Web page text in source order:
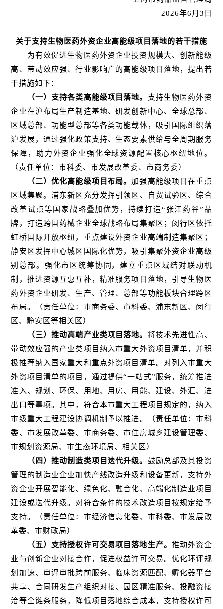
2026年6月3日
关于支持生物医药外资企业高能级项目落地的若干措施
为有效促进生物医药外资企业投资规模大、创新能级
高、带动效应强、行业影响广的高能级项目落地，提出若
干措施如下：
（一）支持各类高能级项目落地。 支持生物医药外资
企业在沪布局生产制造基地、研发创新中心、全球总部、
区域总部、功能型总部等各类功能载体，吸引国际组织落
沪发展，通过强化政策支持、生态要素供给与全周期服务
保障，助力外资企业强化全球资源配置核心枢纽地位。
（责任单位：市科委、市发展改革委、市商务委）
（二）优化高能级项目布局。加强高能级项目在重点
区域集聚。浦东新区充分发挥引领区、自贸试验区、综合
改革试点等国家战略叠加优势，持续打造“张江药谷”品
牌，打造跨国药械企业全球战略布局集聚区；闵行区依托
虹桥国际开放枢纽，重点建设外资企业高端制造集聚区；
静安区发挥中心城区国际化优势，吸引集聚外资企业高级
别总部。强化市区统筹协同，建立重点区域结对联动机
制，推进资源互惠互补，精准服务项目落地，引导生物医
药外资企业研发、生产、管理、总部等功能板块合理跨区
布局。（责任单位：市商务委、市科委、浦东新区、闵行
区、静安区等相关区）
（三）推动高端产业类项目落地。 将技术先进性高、
带动效应强的产业类项目纳入市重大外资项目清单，并积
极推荐纳入国家重大和重点外资项目清单。对列入市重大
外资项目清单的项目，通过提供“一站式”服务，统筹推进
准入、规划、环保、用地、用房、用能、建设、外汇、进
出口等事项。其中，符合本市重大工程项目规定的，纳入
市级重大工程建设协调机制予以推进。（责任单位：市科
委、市发展改革委、市商务委、市住房城乡建设管理委、
市规划资源局、市生态环境局、相关区）
（四）推动制造类项目迭代升级。 鼓励总部及其投资
管理的制造业企业加快产线改造升级和设备更新，支持外
资企业开展智能化、绿色化、融合化、高端化制造业项目
建设或迭代升级。对符合条件的技术改造项目按规定给予
支持。（责任单位：市经济信息化委、市科委、市发展改
革委、市财政局）
（五）支持授权许可交易项目落地生产。推动外资企
业与创新企业对接合作，促进权益许可交易。优化环评规
划加速、审评审批跨前服务、临床资源匹配、孵化器平台
共享、合同研发生产组织对接、园区精准服务、投融资接
洽等全链条服务，降低项目落地综合成本，支持授权许可